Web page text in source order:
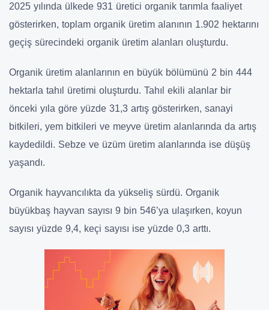
2025 yılında ülkede 931 üretici organik tarımla faaliyet
gösterirken, toplam organik üretim alanının 1.902 hektarını
geçiş sürecindeki organik üretim alanları oluşturdu.
Organik üretim alanlarının en büyük bölümünü 2 bin 444
hektarla tahıl üretimi oluşturdu. Tahıl ekili alanlar bir
önceki yıla göre yüzde 31,3 artış gösterirken, sanayi
bitkileri, yem bitkileri ve meyve üretim alanlarında da artış
kaydedildi. Sebze ve üzüm üretim alanlarında ise düşüş
yaşandı.
Organik hayvancılıkta da yükseliş sürdü. Organik
büyükbaş hayvan sayısı 9 bin 546’ya ulaşırken, koyun
sayısı yüzde 9,4, keçi sayısı ise yüzde 0,3 arttı.